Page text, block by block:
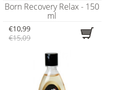
Born Recovery Relax - 150
ml
€10,99
€15,09